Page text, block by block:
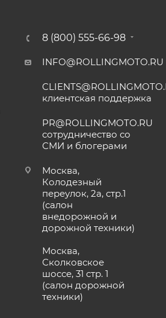
8 (800) 555-66-98
INFO@ROLLINGMOTO.RU
клиентская поддержка
PR@ROLLINGMOTO.RU
сотрудничество со
СМИ и блогерами
Москва,
Колодезный
переулок, 2а, стр.1
(салон
внедорожной и
дорожной техники)
Москва,
Сколковское
шоссе, 31 стр. 1
(салон дорожной
техники)